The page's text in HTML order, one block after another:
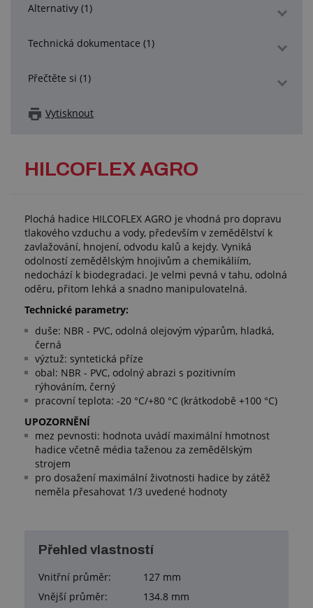
Alternativy (1)
Technická dokumentace (1)
Přečtěte si (1)
Vytisknout
HILCOFLEX AGRO
Plochá hadice HILCOFLEX AGRO je vhodná pro dopravu
tlakového vzduchu a vody, především v zemědělství k
zavlažování, hnojení, odvodu kalů a kejdy. Vyniká
odolností zemědělským hnojivům a chemikáliím,
nedochází k biodegradaci. Je velmi pevná v tahu, odolná
oděru, přitom lehká a snadno manipulovatelná.
Technické parametry:
duše: NBR - PVC, odolná olejovým výparům, hladká,
černá
výztuž: syntetická příze
obal: NBR - PVC, odolný abrazi s pozitivním
rýhováním, černý
pracovní teplota: -20 °C/+80 °C (krátkodobě +100 °C)
UPOZORNĚNÍ
mez pevnosti: hodnota uvádí maximální hmotnost
hadice včetně média taženou za zemědělským
strojem
pro dosažení maximální životnosti hadice by zátěž
neměla přesahovat 1/3 uvedené hodnoty
Přehled vlastností
Vnitřní průměr:
127 mm
Vnější průměr:
134.8 mm